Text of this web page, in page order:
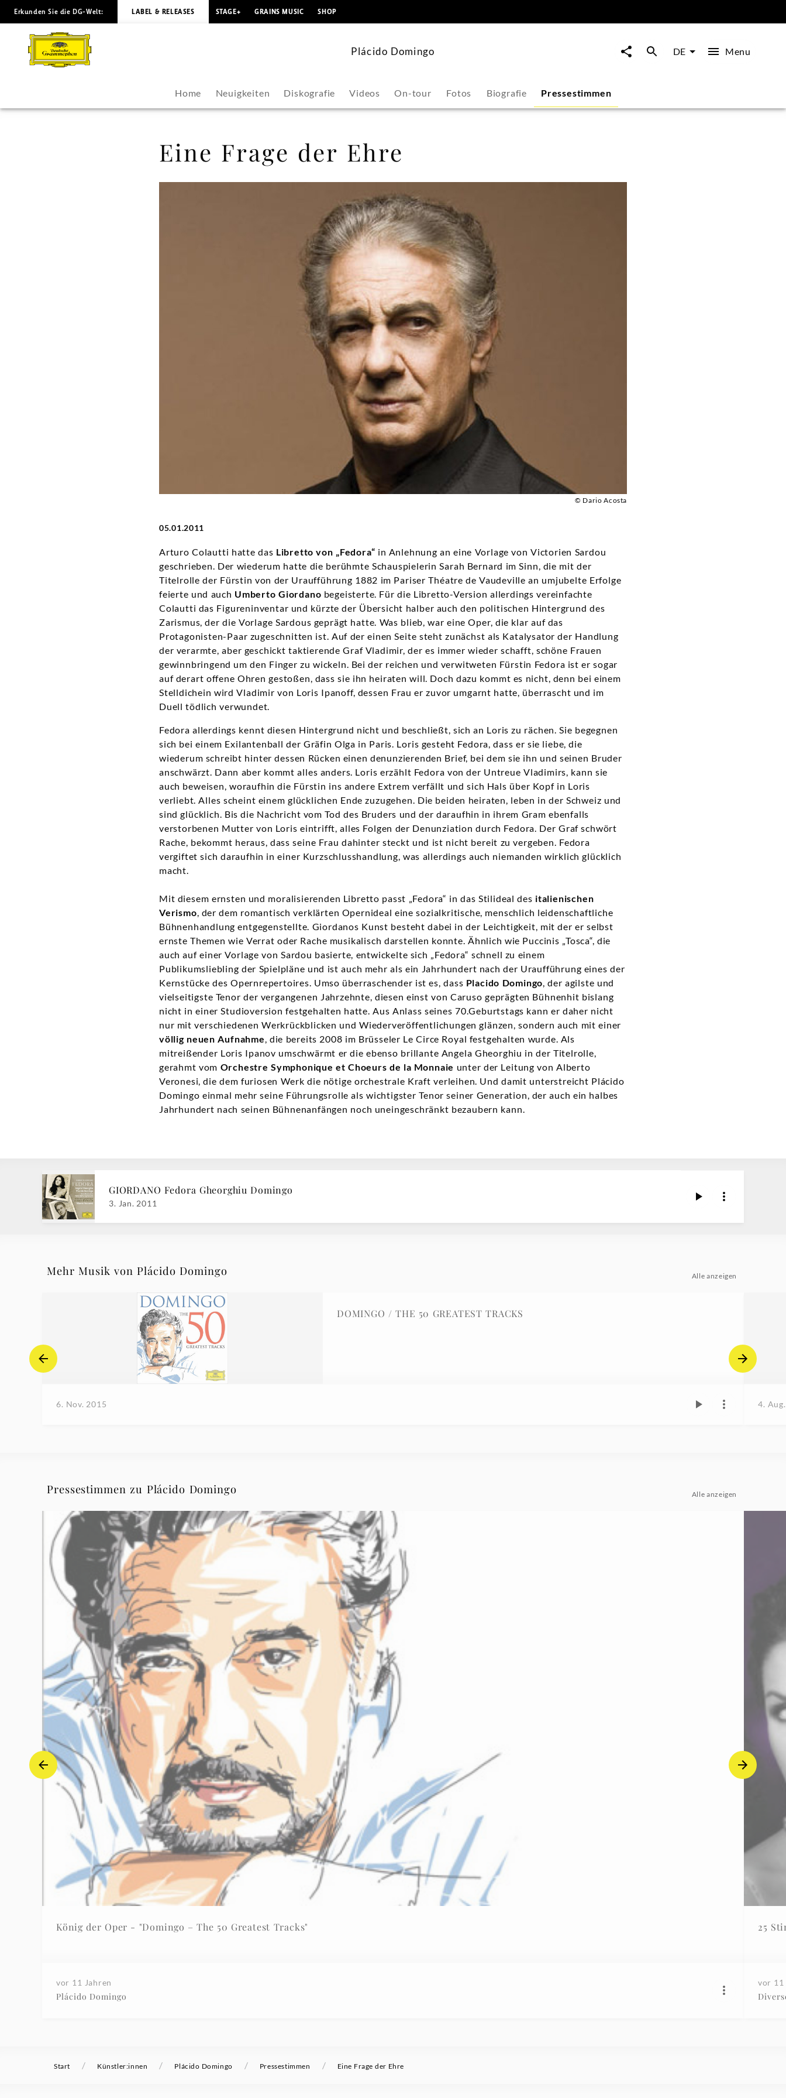
Eine
Frage
Ehre
Erkunden Sie die DG-Welt: LABEL & RELEASES STAGE+ GRAINS MUSIC SHOP
Plácido Domingo DE Menu
Home Neuigkeiten Diskografie Videos On-tour Fotos Biografie Pressestimmen
Eine Frage der Ehre
© Dario Acosta
05.01.2011
Arturo Colautti hatte das Libretto von „Fedora“ in Anlehnung an eine Vorlage von Victorien Sardou
geschrieben. Der wiederum hatte die berühmte Schauspielerin Sarah Bernard im Sinn, die mit der
Titelrolle der Fürstin von der Uraufführung 1882 im Pariser Théatre de Vaudeville an umjubelte Erfolge
feierte und auch Umberto Giordano begeisterte. Für die Libretto-Version allerdings vereinfachte
Colautti das Figureninventar und kürzte der Übersicht halber auch den politischen Hintergrund des
Zarismus, der die Vorlage Sardous geprägt hatte. Was blieb, war eine Oper, die klar auf das
Protagonisten-Paar zugeschnitten ist. Auf der einen Seite steht zunächst als Katalysator der Handlung
der verarmte, aber geschickt taktierende Graf Vladimir, der es immer wieder schafft, schöne Frauen
gewinnbringend um den Finger zu wickeln. Bei der reichen und verwitweten Fürstin Fedora ist er sogar
auf derart offene Ohren gestoßen, dass sie ihn heiraten will. Doch dazu kommt es nicht, denn bei einem
Stelldichein wird Vladimir von Loris Ipanoff, dessen Frau er zuvor umgarnt hatte, überrascht und im
Duell tödlich verwundet.
Fedora allerdings kennt diesen Hintergrund nicht und beschließt, sich an Loris zu rächen. Sie begegnen
sich bei einem Exilantenball der Gräfin Olga in Paris. Loris gesteht Fedora, dass er sie liebe, die
wiederum schreibt hinter dessen Rücken einen denunzierenden Brief, bei dem sie ihn und seinen Bruder
anschwärzt. Dann aber kommt alles anders. Loris erzählt Fedora von der Untreue Vladimirs, kann sie
auch beweisen, woraufhin die Fürstin ins andere Extrem verfällt und sich Hals über Kopf in Loris
verliebt. Alles scheint einem glücklichen Ende zuzugehen. Die beiden heiraten, leben in der Schweiz und
sind glücklich. Bis die Nachricht vom Tod des Bruders und der daraufhin in ihrem Gram ebenfalls
verstorbenen Mutter von Loris eintrifft, alles Folgen der Denunziation durch Fedora. Der Graf schwört
Rache, bekommt heraus, dass seine Frau dahinter steckt und ist nicht bereit zu vergeben. Fedora
vergiftet sich daraufhin in einer Kurzschlusshandlung, was allerdings auch niemanden wirklich glücklich
macht.
Mit diesem ernsten und moralisierenden Libretto passt „Fedora“ in das Stilideal des italienischen
Verismo, der dem romantisch verklärten Opernideal eine sozialkritische, menschlich leidenschaftliche
Bühnenhandlung entgegenstellte. Giordanos Kunst besteht dabei in der Leichtigkeit, mit der er selbst
ernste Themen wie Verrat oder Rache musikalisch darstellen konnte. Ähnlich wie Puccinis „Tosca“, die
auch auf einer Vorlage von Sardou basierte, entwickelte sich „Fedora“ schnell zu einem
Publikumsliebling der Spielpläne und ist auch mehr als ein Jahrhundert nach der Uraufführung eines der
Kernstücke des Opernrepertoires. Umso überraschender ist es, dass Placido Domingo, der agilste und
vielseitigste Tenor der vergangenen Jahrzehnte, diesen einst von Caruso geprägten Bühnenhit bislang
nicht in einer Studioversion festgehalten hatte. Aus Anlass seines 70.Geburtstags kann er daher nicht
nur mit verschiedenen Werkrückblicken und Wiederveröffentlichungen glänzen, sondern auch mit einer
völlig neuen Aufnahme, die bereits 2008 im Brüsseler Le Circe Royal festgehalten wurde. Als
mitreißender Loris Ipanov umschwärmt er die ebenso brillante Angela Gheorghiu in der Titelrolle,
gerahmt vom Orchestre Symphonique et Choeurs de la Monnaie unter der Leitung von Alberto
Veronesi, die dem furiosen Werk die nötige orchestrale Kraft verleihen. Und damit unterstreicht Plácido
Domingo einmal mehr seine Führungsrolle als wichtigster Tenor seiner Generation, der auch ein halbes
Jahrhundert nach seinen Bühnenanfängen noch uneingeschränkt bezaubern kann.
GIORDANO Fedora Gheorghiu Domingo
3. Jan. 2011
Mehr Musik von Plácido Domingo Alle anzeigen
DOMINGO / THE 50 GREATEST TRACKS
6. Nov. 2015 4.
Pressestimmen zu Plácido Domingo Alle anzeigen
König der Oper - "Domingo – The 50 Greatest Tracks"
vor 11 Jahren
Plácido Domingo
25
vor 11
Start / Künstler:innen / Plácido Domingo / Pressestimmen / Eine Frage der Ehre